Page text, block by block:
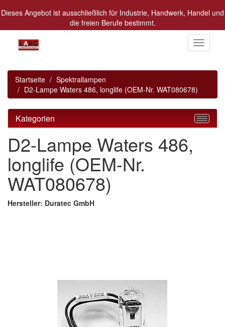
Dieses Angebot ist ausschließlich für Industrie, Handwerk, Handel und
die freien Berufe bestimmt.
Alle Preise in Euro zzgl. MwSt.
Toggle
Startseite
Spektrallampen
D2-Lampe Waters 486, longlife (OEM-Nr. WAT080678)
Kategorien
D2-Lampe Waters 486,
longlife (OEM-Nr.
WAT080678)
Hersteller: Duratec GmbH